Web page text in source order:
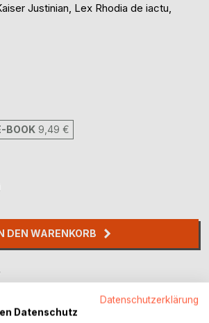
Justinian, Lex Rhodia de iactu,
BOOK 9,49 €
DEN WARENKORB
Datenschutzerklärung
Datenschutz